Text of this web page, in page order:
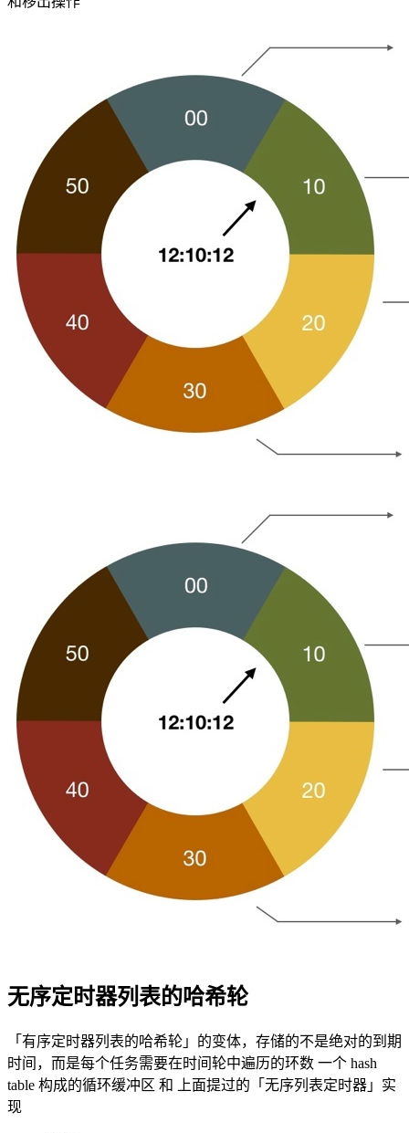
无序定时器列表的哈希轮
「有序定时器列表的哈希轮」的变体，存储的不是绝对的到期
时间，而是每个任务需要在时间轮中遍历的环数 一个 hash
table 构成的循环缓冲区 和 上面提过的「无序列表定时器」实
现